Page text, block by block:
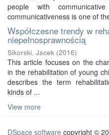
people with
communicativeness is one of
Współczesne trendy w
niepełnosprawnością
Sikorski, Jacek (2016)
This article focuses on the
in the rehabilitation of young
describes the term
kinds of ...
View more
DSpace software copyright ©